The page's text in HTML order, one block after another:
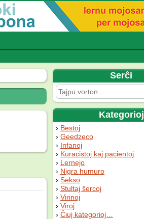
Serĉi
Kategorioj
Bestoj
Geedzeco
Infanoj
Kuracistoj kaj pacientoj
Lernejo
Nigra humuro
Sekso
Stultaj ŝercoj
Virinoj
Viroj
Ĉiuj kategorioj…